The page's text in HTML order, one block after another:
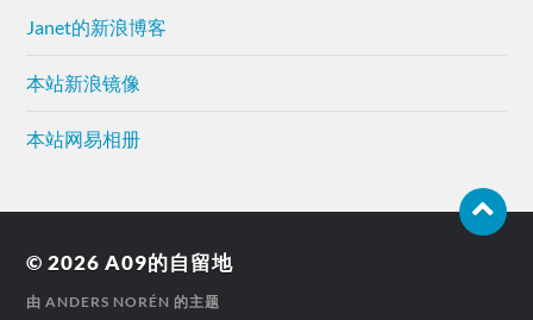
Janet的新浪博客
本站新浪镜像
本站网易相册
© 2026A09的自留地
由ANDERS NORÉN 的主题